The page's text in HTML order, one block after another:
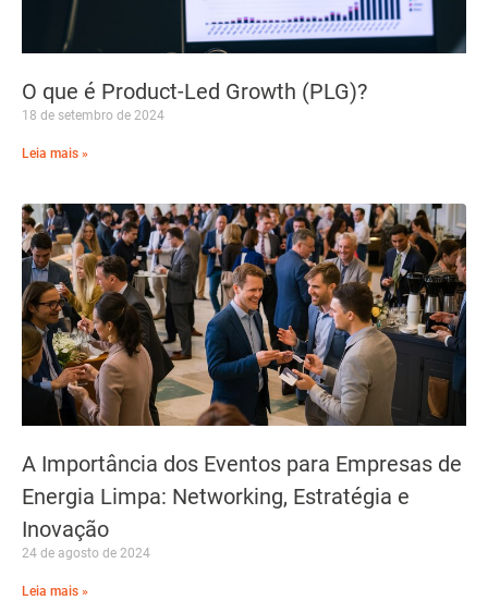
O que é Product-Led Growth (PLG)?
18 de setembro de 2024
Leia mais »
A Importância dos Eventos para Empresas de
Energia Limpa: Networking, Estratégia e
Inovação
24 de agosto de 2024
Leia mais »